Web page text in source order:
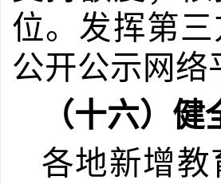
位。发挥第
公开公示网络
（十六）
各地新增